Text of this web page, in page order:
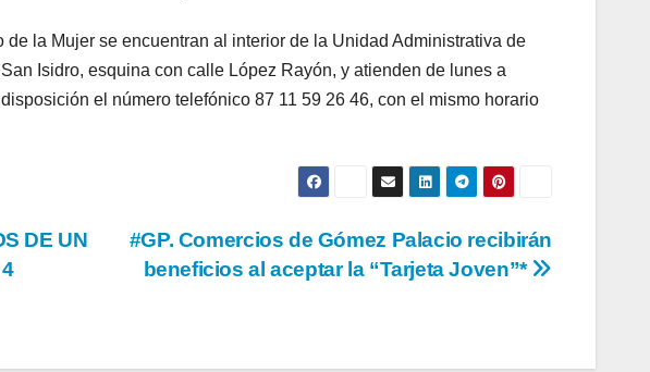
la Mujer se encuentran al interior de la Unidad Administrativa de
Isidro, esquina con calle López Rayón, y atienden de lunes a
el número telefónico 87 11 59 26 46, con el mismo horario
#GP. Comercios de Gómez Palacio recibirán
beneficios al aceptar la “Tarjeta Joven”*
DE UN